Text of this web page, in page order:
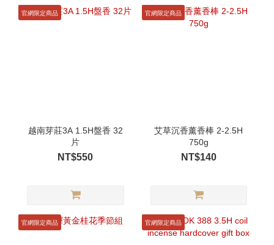
官網限定商品
越南芽莊3A 1.5H盤香 32
片
NT$550
官網限定商品
艾草沉香薰香棒 2-2.5H
750g
NT$140
官網限定商品 官網限定商品